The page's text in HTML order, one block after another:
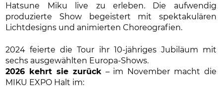
Hatsune Miku live zu erleben. Die aufwendig
produzierte Show begeistert mit spektakulären
Lichtdesigns und animierten Choreografien.
2024 feierte die Tour ihr 10-jähriges Jubiläum mit
sechs ausgewählten Europa-Shows.
2026 kehrt sie zurück – im November macht die
MIKU EXPO Halt im: